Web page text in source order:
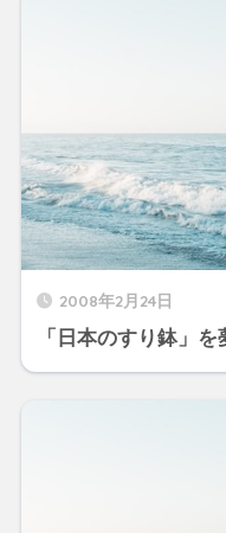
2008年2月24日
「日本のすり鉢」